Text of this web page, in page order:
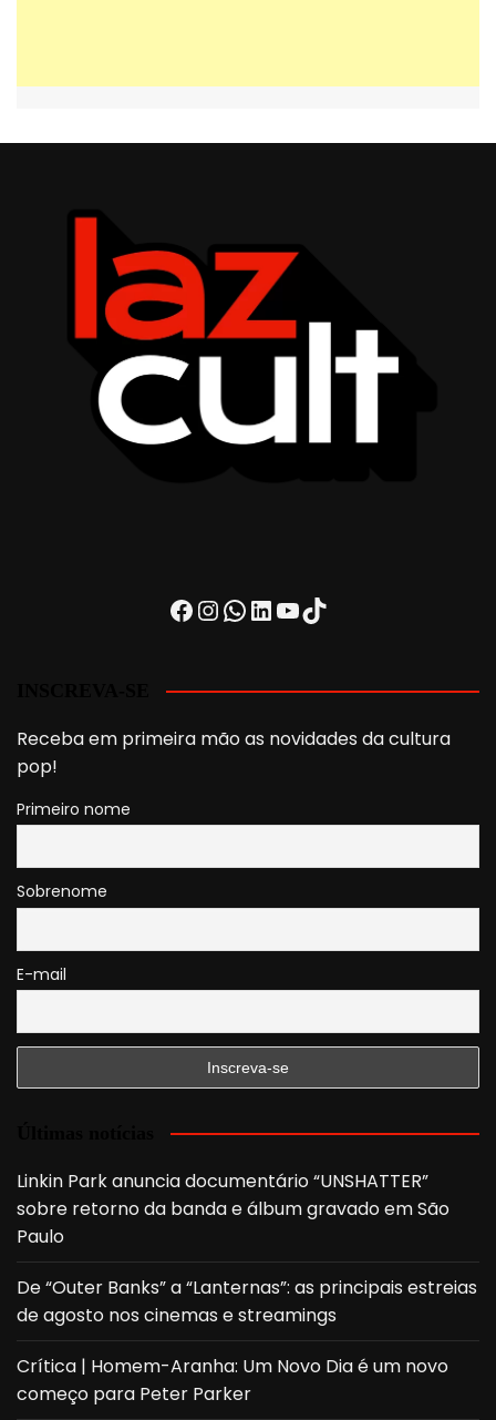
Facebook
Instagram
WhatsApp
LinkedIn
Youtube
TikTok
Receba em primeira mão as novidades da cultura
pop!
Primeiro nome
Sobrenome
E-mail
Linkin Park anuncia documentário “UNSHATTER”
sobre retorno da banda e álbum gravado em São
Paulo
De “Outer Banks” a “Lanternas”: as principais estreias
de agosto nos cinemas e streamings
Crítica | Homem-Aranha: Um Novo Dia é um novo
começo para Peter Parker